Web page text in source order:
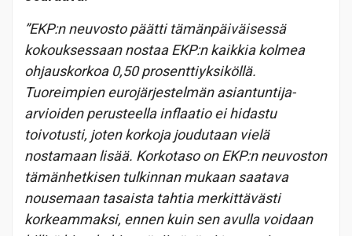
”EKP:n neuvosto päätti tämänpäiväisessä
kokouksessaan nostaa EKP:n kaikkia kolmea
ohjauskorkoa 0,50 prosenttiyksiköllä.
Tuoreimpien eurojärjestelmän asiantuntija-
arvioiden perusteella inflaatio ei hidastu
toivotusti, joten korkoja joudutaan vielä
nostamaan lisää. Korkotaso on EKP:n neuvoston
tämänhetkisen tulkinnan mukaan saatava
nousemaan tasaista tahtia merkittävästi
korkeammaksi, ennen kuin sen avulla voidaan